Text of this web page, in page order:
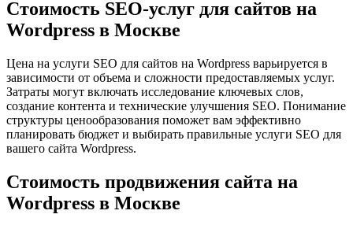
Стоимость SEO-услуг для сайтов на
Wordpress в Москве
Цена на услуги SEO для сайтов на Wordpress варьируется в
зависимости от объема и сложности предоставляемых услуг.
Затраты могут включать исследование ключевых слов,
создание контента и технические улучшения SEO. Понимание
структуры ценообразования поможет вам эффективно
планировать бюджет и выбирать правильные услуги SEO для
вашего сайта Wordpress.
Стоимость продвижения сайта на
Wordpress в Москве